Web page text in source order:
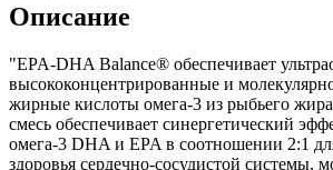
Описание
"EPA-DHA Balance® обеспечивает
высококонцентрированные и
жирные кислоты омега-3 из рыбьего
смесь обеспечивает синергетический
омега-3 DHA и EPA в соотношении 2:1
здоровья сердечно-сосудистой системы,